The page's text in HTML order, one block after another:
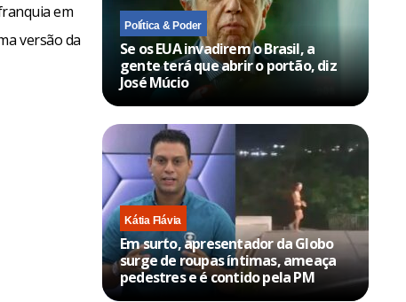
em
versão da
Política & Poder
Se os EUA invadirem o Brasil, a
gente terá que abrir o portão, diz
José Múcio
Kátia Flávia
Em surto, apresentador da Globo
surge de roupas íntimas, ameaça
pedestres e é contido pela PM